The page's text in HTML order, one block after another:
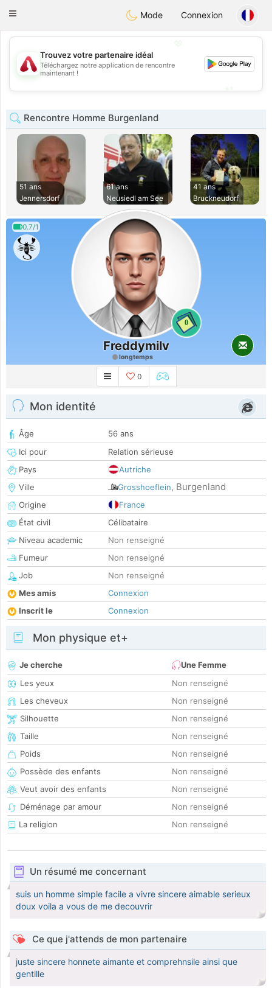
ÖsterreichChat
Toggle
Mode Connexion
💖
💕
Trouvez votre partenaire idéal
Téléchargez notre application de rencontre
maintenant !
Rencontre Homme Burgenland
51 ans
Jennersdorf
61 ans
Neusiedl am See
41 ans
Bruckneudorf
0.7/1
0
Freddymilv
longtemps
0
Mon identité
Âge
56 ans
Ici pour
Relation sérieuse
Pays
Autriche
Ville
Grosshoeflein, Burgenland
Origine
France
État civil
Célibataire
Niveau academic
Non renseigné
Fumeur
Non renseigné
Job
Non renseigné
Mes amis
Connexion
Inscrit le
Connexion
Mon physique et+
Je cherche
Une Femme
Les yeux
Non renseigné
Les cheveux
Non renseigné
Silhouette
Non renseigné
Taille
Non renseigné
Poids
Non renseigné
Possède des enfants
Non renseigné
Veut avoir des enfants
Non renseigné
Déménage par amour
Non renseigné
La religion
Non renseigné
Un résumé me concernant
suis un homme simple facile a vivre sincere aimable serieux
doux voila a vous de me decouvrir
Ce que j'attends de mon partenaire
juste sincere honnete aimante et comprehnsile ainsi que
gentille